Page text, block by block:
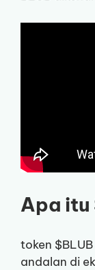
Apa itu
token
andalan di